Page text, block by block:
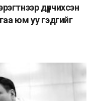
дүүрчихсэн
юм уу гэдгийг